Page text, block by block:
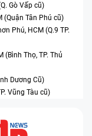
Gò Vấp cũ)
(Quận Tân Phú cũ)
Phú, HCM (Q.9 TP.
(Bình Thọ, TP. Thủ
Dương Cũ)
Vũng Tàu cũ)